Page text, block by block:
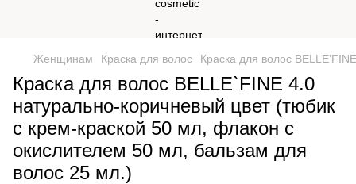
Женщинам Краска для волос Краска для волос BELLE’FINE
Краска для волос BELLE`FINE 4.0
натурально-коричневый цвет (тюбик
с крем-краской 50 мл, флакон с
окислителем 50 мл, бальзам для
волос 25 мл.)